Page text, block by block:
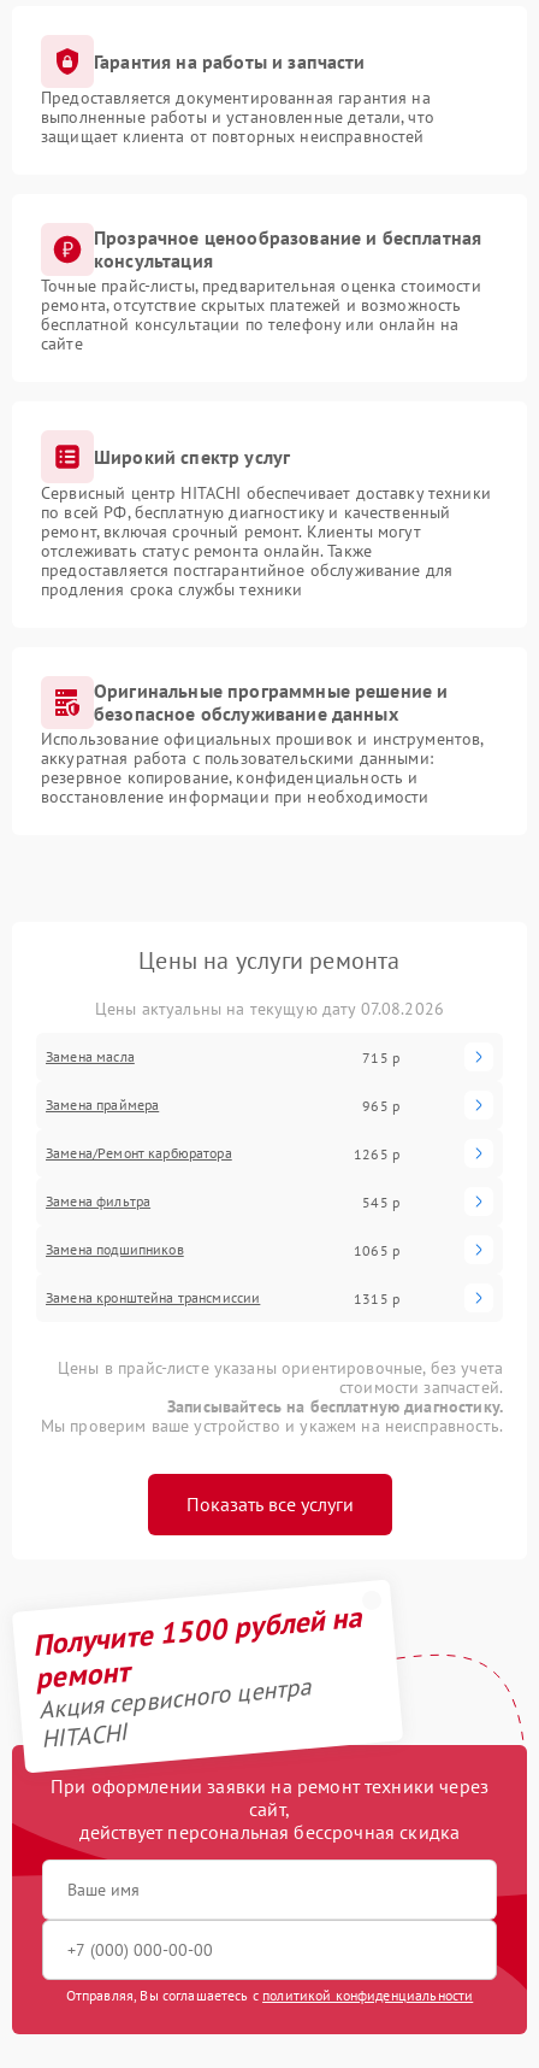
Гарантия на работы и запчасти
Предоставляется документированная гарантия на
выполненные работы и установленные детали, что
защищает клиента от повторных неисправностей
Прозрачное ценообразование и бесплатная
консультация
Точные прайс-листы, предварительная оценка стоимости
ремонта, отсутствие скрытых платежей и возможность
бесплатной консультации по телефону или онлайн на
сайте
Широкий спектр услуг
Сервисный центр HITACHI обеспечивает доставку техники
по всей РФ, бесплатную диагностику и качественный
ремонт, включая срочный ремонт. Клиенты могут
отслеживать статус ремонта онлайн. Также
предоставляется постгарантийное обслуживание для
продления срока службы техники
Оригинальные программные решение и
безопасное обслуживание данных
Использование официальных прошивок и инструментов,
аккуратная работа с пользовательскими данными:
резервное копирование, конфиденциальность и
восстановление информации при необходимости
Цены на услуги ремонта
Цены актуальны на текущую дату 07.08.2026
Замена масла 715 р
Замена праймера 965 р
Замена/Pемонт карбюратора 1265 р
Замена фильтра 545 р
Замена подшипников 1065 р
Замена кронштейна трансмиссии 1315 р
Цены в прайс-листе указаны ориентировочные, без учета
стоимости запчастей.
Записывайтесь на бесплатную диагностику.
Мы проверим ваше устройство и укажем на неисправность.
Показать все услуги
Получите 1500 рублей на
ремонт
Акция сервисного центра
HITACHI
При оформлении заявки на ремонт техники через
сайт,
действует персональная бессрочная скидка
Отправляя, Вы соглашаетесь с политикой конфиденциальности